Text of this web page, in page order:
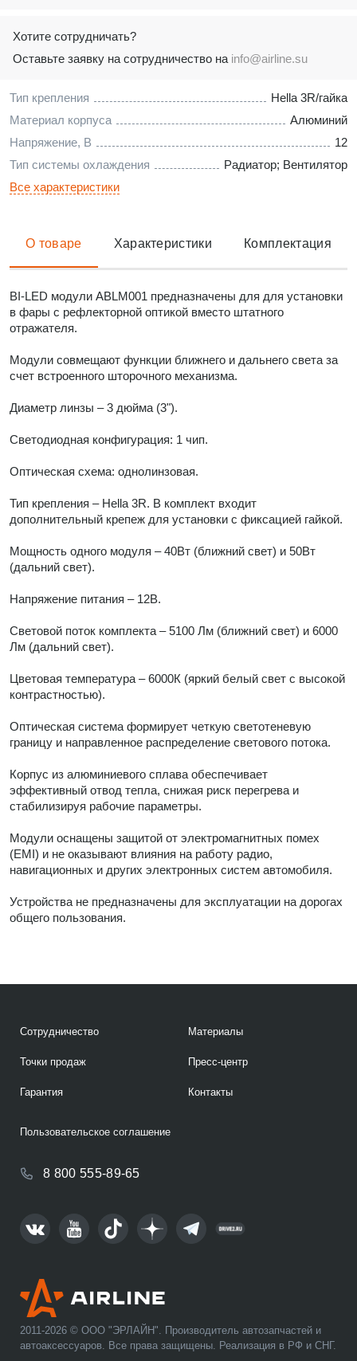
Тип крепления
Hella 3R/гайка
Материал корпуса
Алюминий
Напряжение, В
12
Тип системы охлаждения
Радиатор; Вентилятор
Все характеристики
Хотите сотрудничать?
Оставьте заявку на сотрудничество на info@airline.su
О товаре Характеристики Комплектация
BI-LED модули ABLM001 предназначены для для установки
в фары с рефлекторной оптикой вместо штатного
отражателя.
Модули совмещают функции ближнего и дальнего света за
счет встроенного шторочного механизма.
Диаметр линзы – 3 дюйма (3").
Светодиодная конфигурация: 1 чип.
Оптическая схема: однолинзовая.
Тип крепления – Hella 3R. В комплект входит
дополнительный крепеж для установки с фиксацией гайкой.
Мощность одного модуля – 40Вт (ближний свет) и 50Вт
(дальний свет).
Напряжение питания – 12В.
Световой поток комплекта – 5100 Лм (ближний свет) и 6000
Лм (дальний свет).
Цветовая температура – 6000К (яркий белый свет с высокой
контрастностью).
Оптическая система формирует четкую светотеневую
границу и направленное распределение светового потока.
Корпус из алюминиевого сплава обеспечивает
эффективный отвод тепла, снижая риск перегрева и
стабилизируя рабочие параметры.
Модули оснащены защитой от электромагнитных помех
(EMI) и не оказывают влияния на работу радио,
навигационных и других электронных систем автомобиля.
Устройства не предназначены для эксплуатации на дорогах
общего пользования.
2011-2026 © ООО "ЭРЛАЙН". Производитель автозапчастей и
автоаксессуаров. Все права защищены. Реализация в РФ и СНГ.
Сотрудничество
Точки продаж
Гарантия
Материалы
Пресс-центр
Контакты
8 800 555-89-65
Пользовательское соглашение